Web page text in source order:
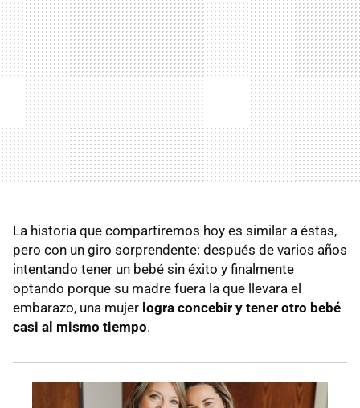
La historia que compartiremos hoy es similar a éstas,
pero con un giro sorprendente: después de varios años
intentando tener un bebé sin éxito y finalmente
optando porque su madre fuera la que llevara el
embarazo, una mujer logra concebir y tener otro bebé
casi al mismo tiempo.